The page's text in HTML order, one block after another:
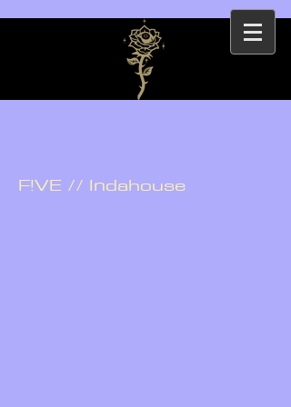
F!VE // Indahouse